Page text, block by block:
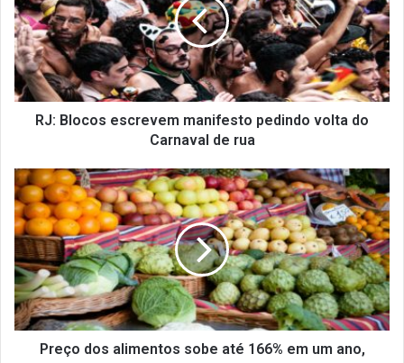
B
l
o
c
o
s
r
e
v
e
m
m
a
n
i
RJ: Blocos escrevem manifesto pedindo volta do
Carnaval de rua
P
r
e
ç
o
d
o
s
a
Preço dos alimentos sobe até 166% em um ano,